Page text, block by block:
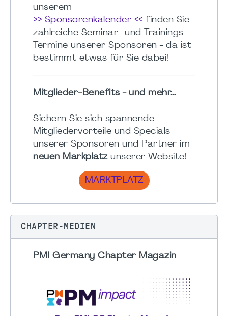
unserem
>> Sponsorenkalender << finden Sie
zahlreiche Seminar- und Trainings-
Termine unserer Sponsoren - da ist
bestimmt etwas für Sie dabei!
Mitglieder-Benefits - und mehr...
Sichern Sie sich spannende
Mitgliedervorteile und Specials
unserer Sponsoren und Partner im
neuen Markplatzunserer Website!
MARKTPLATZ
CHAPTER-MEDIEN
PMI Germany Chapter Magazin